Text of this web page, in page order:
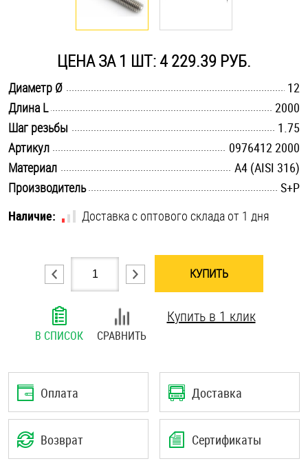
Стопорные кольца
Такелаж
Хомуты
Шплинты
ЦЕНА ЗА 1 ШТ: 4 229.39 РУБ.
Диаметр Ø
12
Длина L
2000
Шаг резьбы
1.75
Артикул
0976412 2000
Материал
A4 (AISI 316)
Производитель
S+P
Наличие:
Доставка с оптового склада от 1 дня
КУПИТЬ
В СПИСОК СРАВНИТЬ
Купить в 1 клик
Оплата Доставка
Возврат Сертификаты